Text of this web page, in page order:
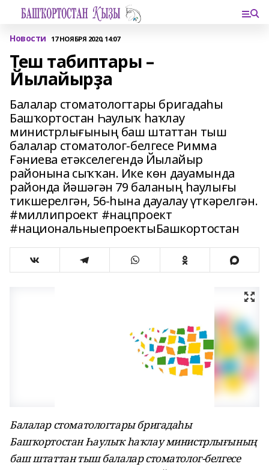
Новости 17 НОЯБРЯ 2020, 14:07
Теш табиптары –
Йылайырҙа
Балалар стоматологтары бригадаһы
Башҡортостан Һаулыҡ һаҡлау
министрлығының баш штаттан тыш
балалар стоматолог-белгесе Римма
Ғәниева етәкселегендә Йылайыр
районына сыҡҡан. Ике көн дауамында
районда йәшәгән 79 баланың һаулығы
тикшерелгән, 56-һына дауалау үткәрелгән.
#миллипроект #нацпроект
#национальныепроектыБашкортостан
Балалар стоматологтары бригадаһы
Башҡортостан Һаулыҡ һаҡлау министрлығының
баш штаттан тыш балалар стоматолог-белгесе